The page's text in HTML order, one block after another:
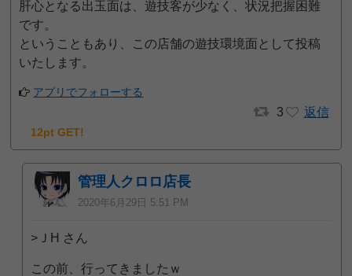
肝心となる出玉面は、遊技客が少なく、状況把握困難
です。
ということもあり、この店舗の遊技環境面として投稿
いたします。
アプリでフォローする
3 返信
12pt GET!
管理人クロロ店長
2020年6月29日 5:51 PM
>ＪH さん
この前、行ってきましたｗ